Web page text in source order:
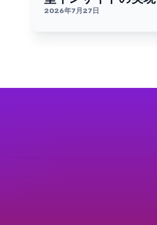
2026年7月27日